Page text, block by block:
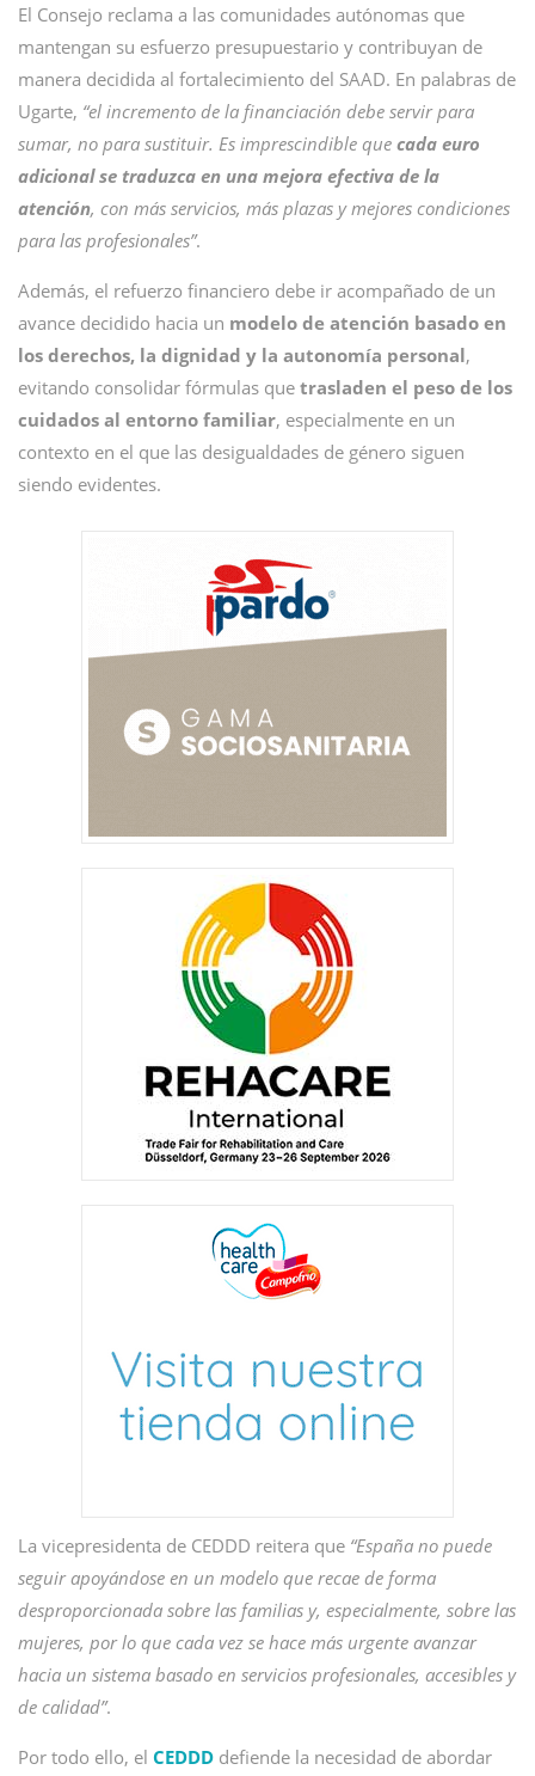
El Consejo reclama a las comunidades autónomas que
mantengan su esfuerzo presupuestario y contribuyan de
manera decidida al fortalecimiento del SAAD. En palabras de
Ugarte, “el incremento de la financiación debe servir para
sumar, no para sustituir. Es imprescindible que cada euro
adicional se traduzca en una mejora efectiva de la
atención, con más servicios, más plazas y mejores condiciones
para las profesionales”.
Además, el refuerzo financiero debe ir acompañado de un
avance decidido hacia un modelo de atención basado en
los derechos, la dignidad y la autonomía personal,
evitando consolidar fórmulas que trasladen el peso de los
cuidados al entorno familiar, especialmente en un
contexto en el que las desigualdades de género siguen
siendo evidentes.
La vicepresidenta de CEDDD reitera que “España no puede
seguir apoyándose en un modelo que recae de forma
desproporcionada sobre las familias y, especialmente, sobre las
mujeres, por lo que cada vez se hace más urgente avanzar
hacia un sistema basado en servicios profesionales, accesibles y
de calidad”.
Por todo ello, el CEDDD defiende la necesidad de abordar